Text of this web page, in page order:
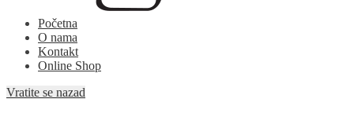
Početna
O nama
Kontakt
Online Shop
Vratite se nazad